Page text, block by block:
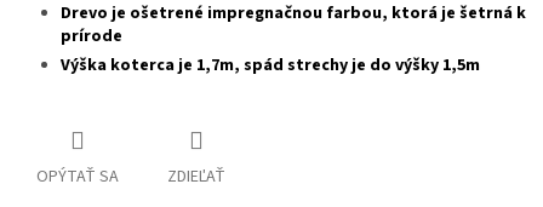
Drevo je ošetrené impregnačnou farbou, ktorá je šetrná k
prírode
Výška koterca je 1,7m, spád strechy je do výšky 1,5m
OPÝTAŤ SA ZDIEĽAŤ